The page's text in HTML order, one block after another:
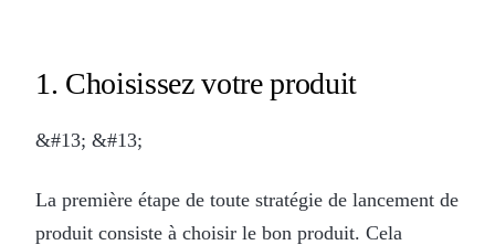
1. Choisissez votre produit
&#13; &#13;
La première étape de toute stratégie de lancement de
produit consiste à choisir le bon produit. Cela